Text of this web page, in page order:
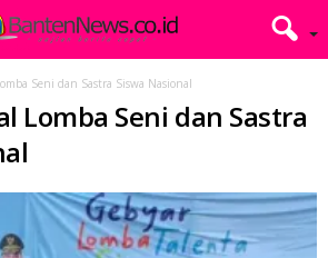
Seni dan Sastra Siswa Nasional
Lomba Seni dan Sastra